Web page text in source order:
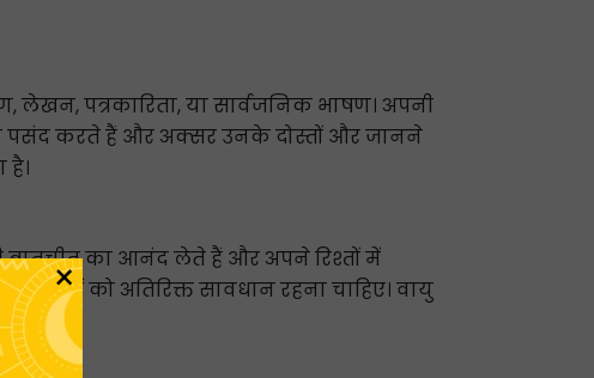
पत्रकारिता, या सार्वजनिक भाषण। अपनी
पसंद करते हैं और अक्सर उनके दोस्तों और जानने
बातचीत का आनंद लेते हैं और अपने रिश्तों में
को अतिरिक्त सावधान रहना चाहिए। वायु
×